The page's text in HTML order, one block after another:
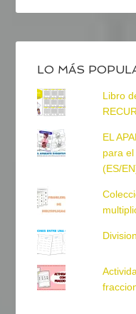
LO MÁS
Libro
EL
para
(ES/